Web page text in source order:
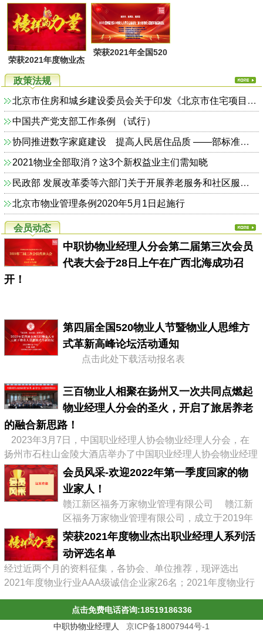
荣获2021年度物业杰
出职业经理人系列活
动评选名单
荣获2021年全国520
列评选名单
政策法规
北京市住房和城乡建设委员会关于印发《北京市住宅项目物业服务综合监管实施方案（试行）》的通知
中国共产党支部工作条例 （试行）
协同推进数字家庭建设 提高人民居住品质 ——部标准定额司相关负责人解读《关于加快发展数字家庭 提高居住品质的指导意见》
2021物业全部取消？这3个新权益业主们需知晓
民政部 发展改革委等六部门关于开展养老服务和社区服务信息惠民工程试点工作的通知（民函〔2014〕325号）
北京市物业管理条例2020年5月1日起施行
会员动态
中职协物业经理人分会第二届第三次会员
代表大会于28日上午在广西北海成功召
开！
第四届全国520物业人节暨物业人思维方
式革新高峰论坛活动通知
点击此处下载活动报名表
三百物业人相聚在扬州又一次共同点燃起
物业经理人分会的圣火，开启了旅居养老
的融合新思路！
2023年3月7日，中国职业经理人协会物业经理人分会，在
扬州市石柱山金陵大酒店举办了中国职业经理人协会物业经理
人分会第二届会员大会暨物业企业转型发展高峰论坛，有来自
全国物业协会、物业公司的300多位代表参加了会议，李占军
会长继续连任会长，会议通过《中职协物业经理人分会管理办
法》，并选举出了第二届分会理事会、第二届常务理事、副会
长及名誉会长。 李占军连任...
会员风采-欢迎2022年第一季度回家的物
业家人！
赣江新区福务万家物业管理有限公司 赣江新
区福务万家物业管理有限公司，成立于2019年
03月08日，属赣江控股集团旗下中赣置业全资
子公司，目前在管11个项目。 企业经营范围:
物业管理，文化场馆管理服务，商业综合体管
理服务，园区管理服务，集贸市场管理服务，
停车场管理服务，工程管理服务，供冷供暖设
施管理服务，酒店管理服务，城市绿化管理服
务，会议及展览服务，礼...
荣获2021年度物业杰出职业经理人系列活
动评选名单
经过近两个月的资料征集，各协会、单位推荐，现评选出
2021年度物业行业AAA级诚信企业家26名；2021年度物业行
85名；2021年度物业行业优秀总监38名；2021年度物业行业
最具员工幸福感企业43家；2021年度物业职业经理人推崇
点击免费电话咨询:18519186336
中职协物业经理人 京ICP备18007944号-1